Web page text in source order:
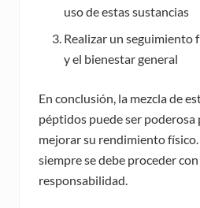
uso de estas sustancias
Realizar un seguimiento
y el bienestar general
En conclusión, la mezcla de
péptidos puede ser poderosa
mejorar su rendimiento físico.
siempre se debe proceder
responsabilidad.